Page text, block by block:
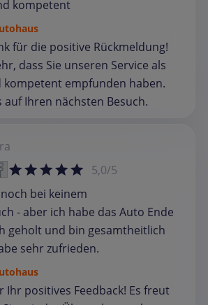
kompetent
für die positive Rückmeldung!
dass Sie unseren Service als
empfunden haben.
Ihren nächsten Besuch.
5,0/5
bei keinem
- aber ich habe das Auto Ende
geholt und bin gesamtheitlich
sehr zufrieden.
Ihr positives Feedback! Es freut